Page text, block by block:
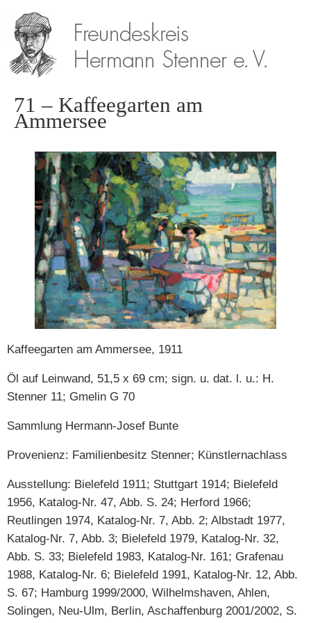
71 – Kaffeegarten am
Ammersee
Kaffeegarten am Ammersee, 1911
Öl auf Leinwand, 51,5 x 69 cm; sign. u. dat. l. u.: H.
Stenner 11; Gmelin G 70
Sammlung Hermann-Josef Bunte
Provenienz: Familienbesitz Stenner; Künstlernachlass
Ausstellung: Bielefeld 1911; Stuttgart 1914; Bielefeld
1956, Katalog-Nr. 47, Abb. S. 24; Herford 1966;
Reutlingen 1974, Katalog-Nr. 7, Abb. 2; Albstadt 1977,
Katalog-Nr. 7, Abb. 3; Bielefeld 1979, Katalog-Nr. 32,
Abb. S. 33; Bielefeld 1983, Katalog-Nr. 161; Grafenau
1988, Katalog-Nr. 6; Bielefeld 1991, Katalog-Nr. 12, Abb.
S. 67; Hamburg 1999/2000, Wilhelmshaven, Ahlen,
Solingen, Neu-Ulm, Berlin, Aschaffenburg 2001/2002, S.